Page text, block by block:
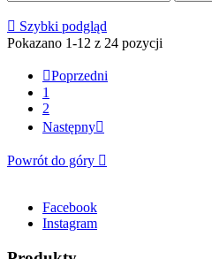
 Szybki podgląd
Pokazano 1-12 z 24 pozycji
Poprzedni
1
2
Następny
Powrót do góry 
Facebook
Instagram